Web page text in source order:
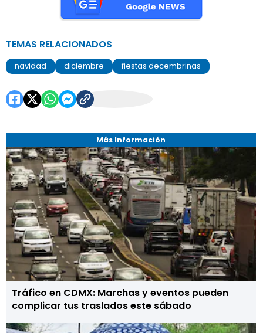
Más Información
Tráfico en CDMX: Marchas y eventos pueden
complicar tus traslados este sábado
TEMAS RELACIONADOS
navidad diciembre fiestas decembrinas